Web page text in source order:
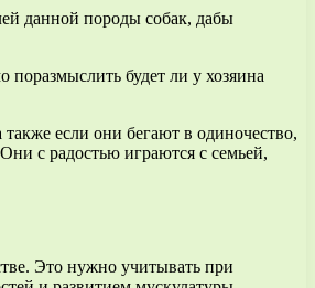
данной породы собак, дабы
поразмыслить будет ли у хозяина
если они бегают в одиночество,
с радостью играются с семьей,
Это нужно учитывать при